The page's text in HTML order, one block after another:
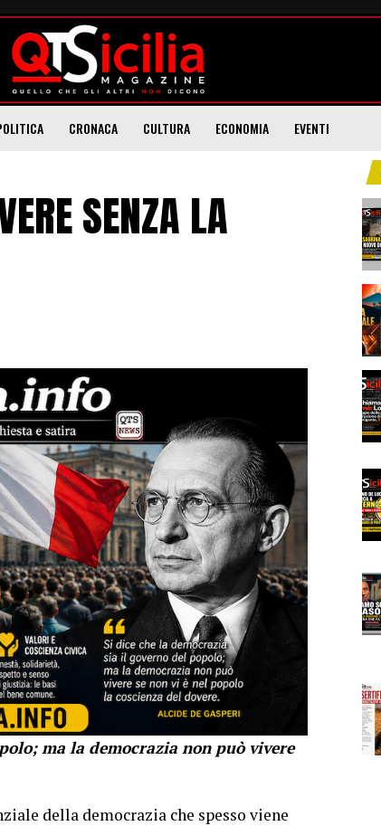
CRONACA CULTURA ECONOMIA EVENTI
SENZA LA
ma la democrazia non può vivere
della democrazia che spesso viene